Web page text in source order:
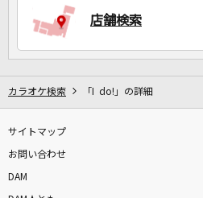
店舗検索
カラオケ検索 「I do!」の詳細
サイトマップ
お問い合わせ
DAM